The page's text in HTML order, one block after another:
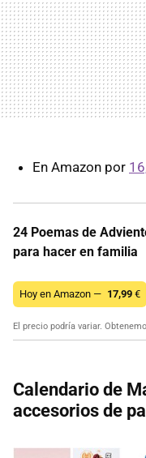
En Amazon por
24 Poemas de
para hacer en familia
Hoy en Amazon — 17,99 €
El precio podría variar.
Calendario de
accesorios de